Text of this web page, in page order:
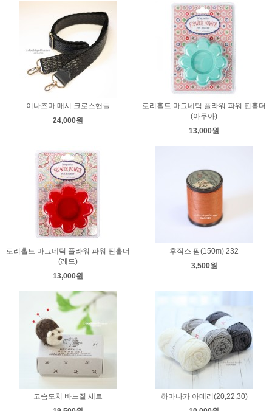
이나즈마 매시 크로스핸들
24,000원
로리홀트 마그네틱 플라워 파워 핀홀더
(아쿠아)
13,000원
로리홀트 마그네틱 플라워 파워 핀홀더
(레드)
13,000원
후직스 팜(150m) 232
3,500원
고슴도치 바느질 세트
하마나카 아메리(20,22,30)